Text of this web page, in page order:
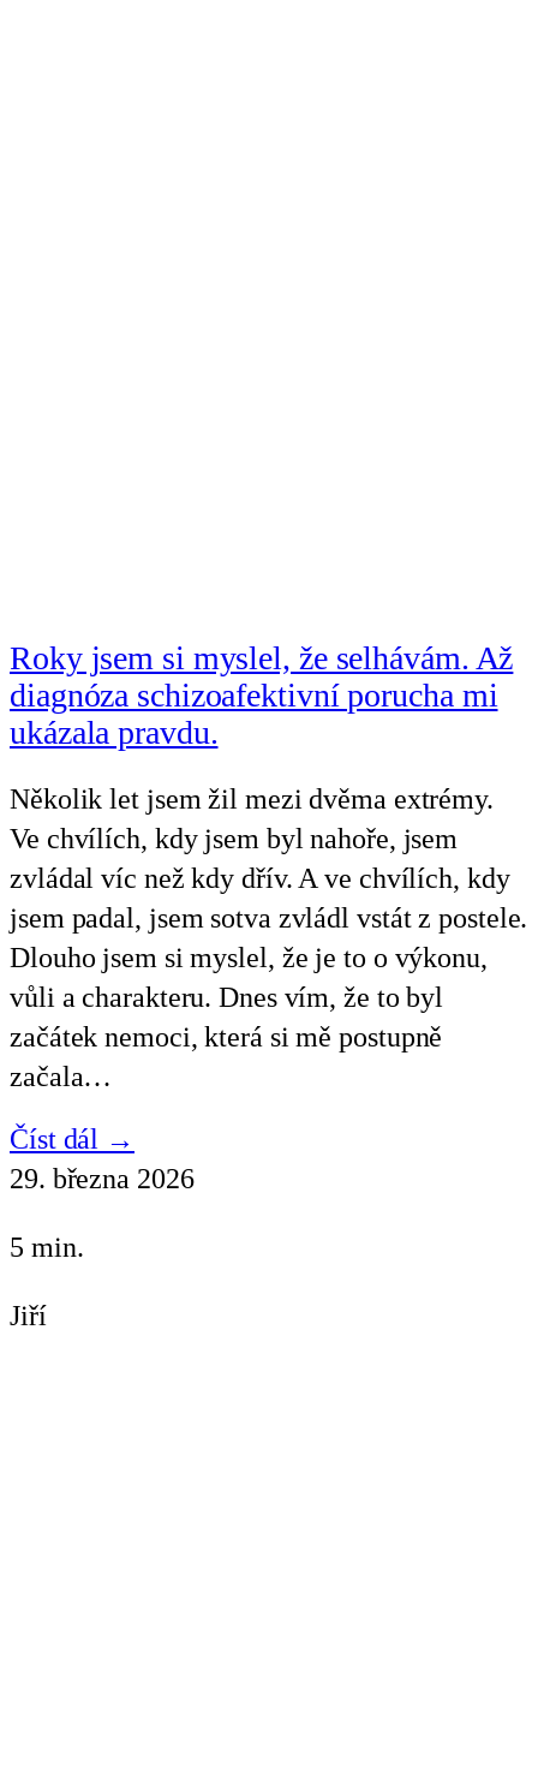
Roky jsem si myslel, že selhávám. Až
diagnóza schizoafektivní porucha mi
ukázala pravdu.
Několik let jsem žil mezi dvěma extrémy.
Ve chvílích, kdy jsem byl nahoře, jsem
zvládal víc než kdy dřív. A ve chvílích, kdy
jsem padal, jsem sotva zvládl vstát z postele.
Dlouho jsem si myslel, že je to o výkonu,
vůli a charakteru. Dnes vím, že to byl
začátek nemoci, která si mě postupně
začala…
Číst dál →
29. března 2026
5 min.
Jiří